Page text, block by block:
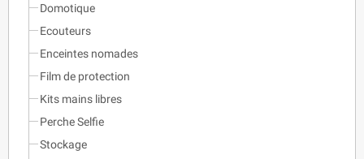
Domotique
Ecouteurs
Enceintes nomades
Film de protection
Kits mains libres
Perche Selfie
Stockage